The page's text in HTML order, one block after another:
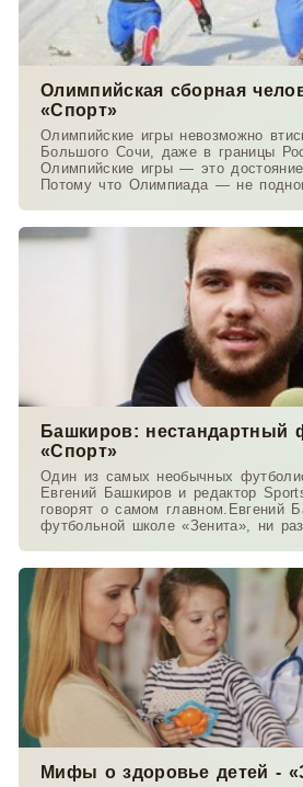
Олимпийская сборная
«Спорт»
Олимпийские игры невозможно
Большого Сочи, даже в границы
Олимпийские игры — это достояние
Потому что Олимпиада — не
Башкиров: нестандартный
«Спорт»
Один из самых необычных
Евгений Башкиров и редактор
говорят о самом главном.Евгений
футбольной школе «Зенита», ни
Мифы о здоровье детей -